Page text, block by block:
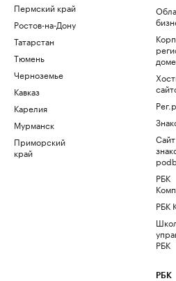
Пермский край
Ростов-на-Дону
Татарстан
Тюмень
Черноземье
Кавказ
Карелия
Мурманск
Приморский
край
Сайт
РБК
РБК
РБК
РБК